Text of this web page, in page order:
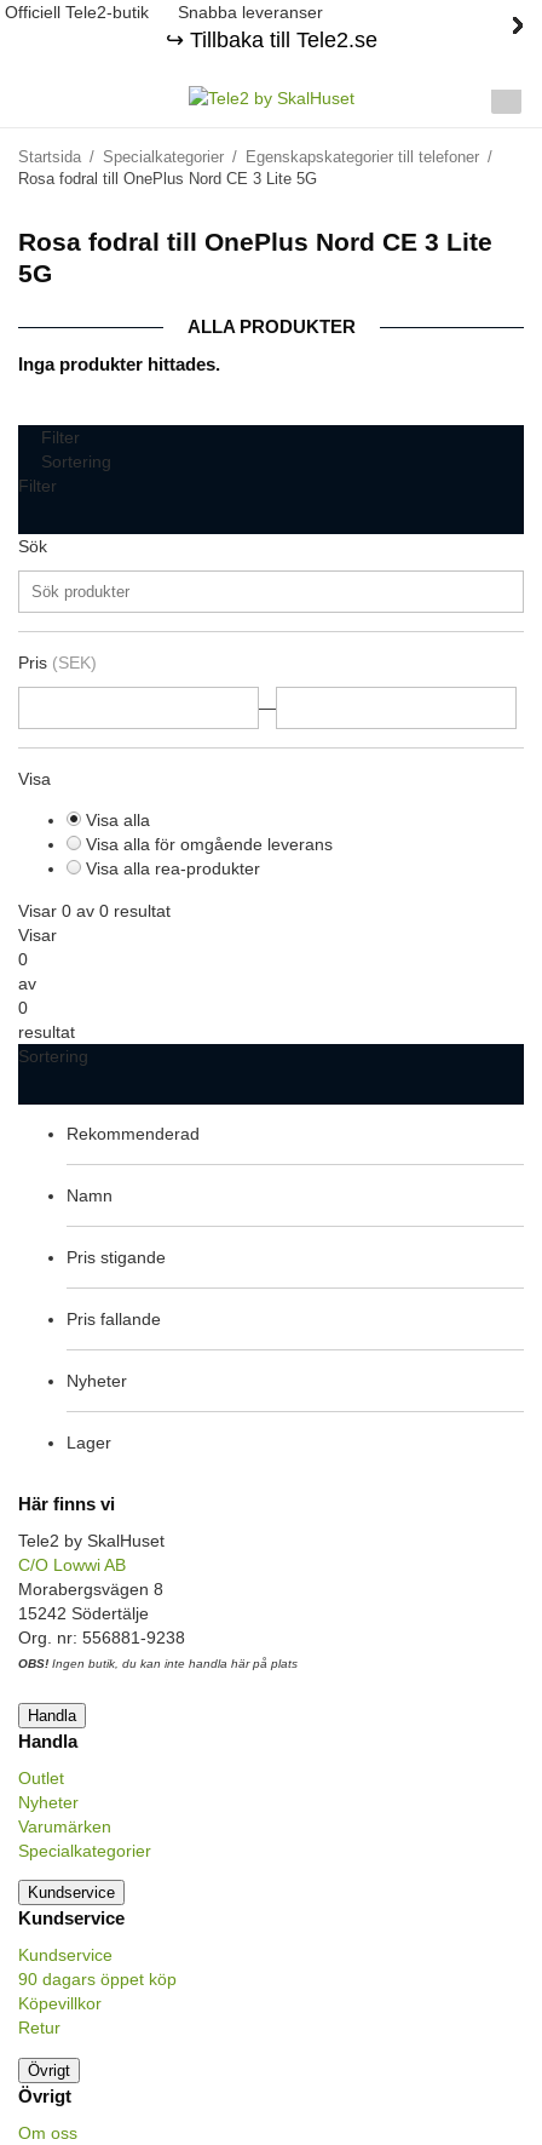
Officiell Tele2-butik Snabba leveranser
↪️ Tillbaka till Tele2.se
Startsida / Specialkategorier / Egenskapskategorier till telefoner /
Rosa fodral till OnePlus Nord CE 3 Lite 5G
Rosa fodral till OnePlus Nord CE 3 Lite
5G
ALLA PRODUKTER
Inga produkter hittades.
Filter
Sortering
Filter
Sök
Pris (SEK)
—
Visa
Visa alla
Visa alla för omgående leverans
Visa alla rea-produkter
Visar 0 av 0 resultat
Visar
0
av
0
resultat
Sortering
Rekommenderad
Namn
Pris stigande
Pris fallande
Nyheter
Lager
Här finns vi
Tele2 by SkalHuset
C/O Lowwi AB
Morabergsvägen 8
15242 Södertälje
Org. nr: 556881-9238
OBS! Ingen butik, du kan inte handla här på plats
Handla
Handla
Outlet
Nyheter
Varumärken
Specialkategorier
Kundservice
Kundservice
Kundservice
90 dagars öppet köp
Köpevillkor
Retur
Övrigt
Övrigt
Om oss